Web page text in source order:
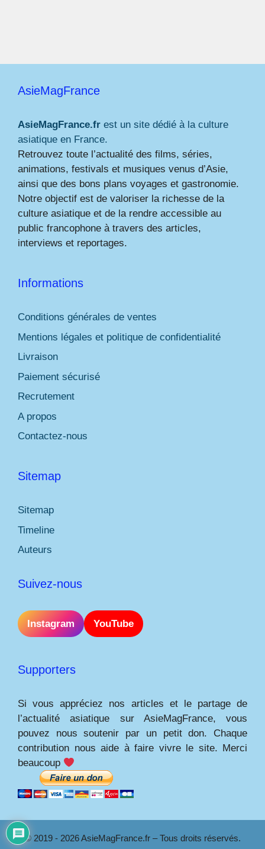
AsieMagFrance
AsieMagFrance.fr est un site dédié à la culture
asiatique en France.
Retrouvez toute l’actualité des films, séries,
animations, festivals et musiques venus d’Asie,
ainsi que des bons plans voyages et gastronomie.
Notre objectif est de valoriser la richesse de la
culture asiatique et de la rendre accessible au
public francophone à travers des articles,
interviews et reportages.
Informations
Conditions générales de ventes
Mentions légales et politique de confidentialité
Livraison
Paiement sécurisé
Recrutement
A propos
Contactez-nous
Sitemap
Sitemap
Timeline
Auteurs
Suivez-nous
Instagram YouTube
Supporters
Si vous appréciez nos articles et le partage de
l’actualité asiatique sur AsieMagFrance, vous
pouvez nous soutenir par un petit don. Chaque
contribution nous aide à faire vivre le site. Merci
beaucoup
© 2019 - 2026 AsieMagFrance.fr – Tous droits réservés.